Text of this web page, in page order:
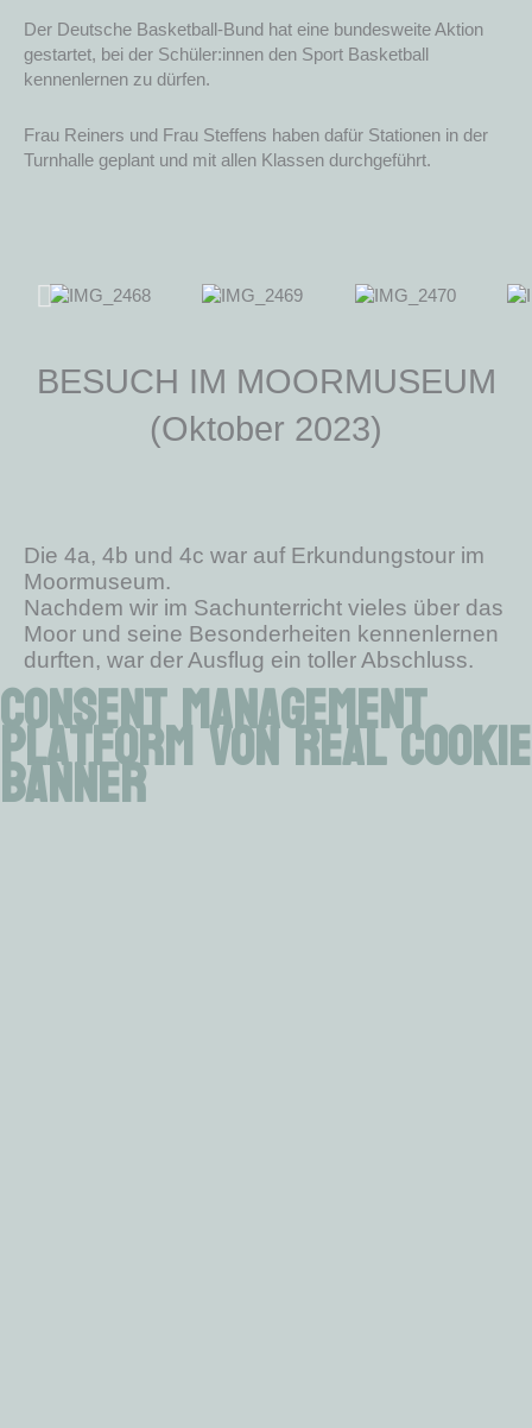
Der Deutsche Basketball-Bund hat eine bundesweite Aktion
gestartet, bei der Schüler:innen den Sport Basketball
kennenlernen zu dürfen.
Frau Reiners und Frau Steffens haben dafür Stationen in der
Turnhalle geplant und mit allen Klassen durchgeführt.
BESUCH IM MOORMUSEUM
(Oktober 2023)
Die 4a, 4b und 4c war auf Erkundungstour im
Moormuseum.
Nachdem wir im Sachunterricht vieles über das
Moor und seine Besonderheiten kennenlernen
durften, war der Ausflug ein toller Abschluss.
Consent Management
Platform von Real Cookie
Banner